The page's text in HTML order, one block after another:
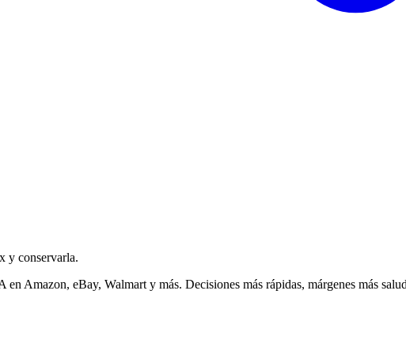
y conservarla.
Amazon, eBay, Walmart y más. Decisiones más rápidas, márgenes más